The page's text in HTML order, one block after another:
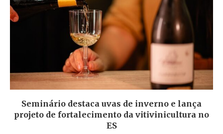
Seminário destaca uvas de inverno e lança
projeto de fortalecimento da vitivinicultura no
ES